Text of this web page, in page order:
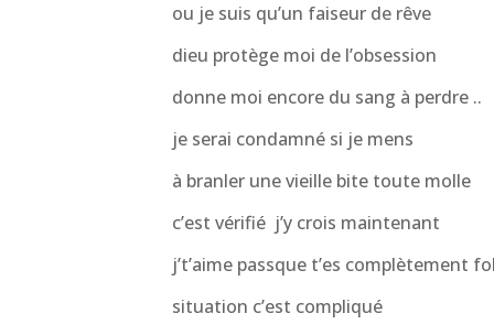
ou je suis qu’un faiseur de rêve
dieu protège moi de l’obsession
donne moi encore du sang à perdre ..
je serai condamné si je mens
à branler une vieille bite toute molle
c’est vérifié j’y crois maintenant
j’t’aime passque t’es complètement
situation c’est compliqué